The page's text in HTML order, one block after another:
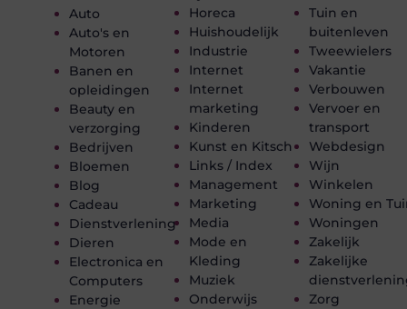
Auto
Auto's en
Motoren
Banen en
opleidingen
Beauty en
verzorging
Bedrijven
Bloemen
Blog
Cadeau
Dienstverlening
Dieren
Electronica en
Computers
Energie
Horeca
Huishoudelijk
Industrie
Internet
Internet
marketing
Kinderen
Kunst en Kitsch
Links / Index
Management
Marketing
Media
Mode en
Kleding
Muziek
Onderwijs
Tuin en
buitenleven
Tweewielers
Vakantie
Verbouwen
Vervoer en
transport
Webdesign
Wijn
Winkelen
Woning en
Woningen
Zakelijk
Zakelijke
Zorg